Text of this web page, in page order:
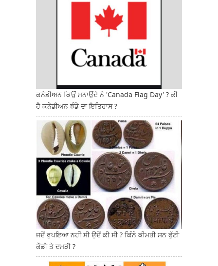
ਕਨੇਡੀਅਨ ਕਿਉਂ ਮਨਾਉਂਦੇ ਨੇ 'Canada Flag Day' ? ਕੀ
ਹੈ ਕਨੇਡੀਅਨ ਝੰਡੇ ਦਾ ਇਤਿਹਾਸ ?
ਜਦੋਂ ਰੁਪਇਆ ਨਹੀਂ ਸੀ ਉਦੋਂ ਕੀ ਸੀ ? ਕਿੰਨੇ ਕੀਮਤੀ ਸਨ ਫੁੱਟੀ
ਕੌਡੀ ਤੇ ਦਮੜੀ ?